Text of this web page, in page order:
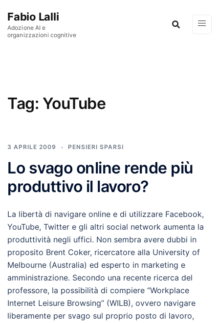
Fabio Lalli
Adozione AI e
organizzazioni cognitive
Tag: YouTube
3 APRILE 2009 PENSIERI SPARSI
Lo svago online rende più
produttivo il lavoro?
La libertà di navigare online e di utilizzare Facebook,
YouTube, Twitter e gli altri social network aumenta la
produttività negli uffici. Non sembra avere dubbi in
proposito Brent Coker, ricercatore alla University of
Melbourne (Australia) ed esperto in marketing e
amministrazione. Secondo una recente ricerca del
professore, la possibilità di compiere “Workplace
Internet Leisure Browsing” (WILB), ovvero navigare
liberamente per svago sul proprio posto di lavoro,